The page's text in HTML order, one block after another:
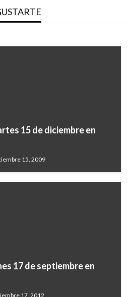
23, 2017
15 de diciembre en
15, 2009
17 de septiembre en